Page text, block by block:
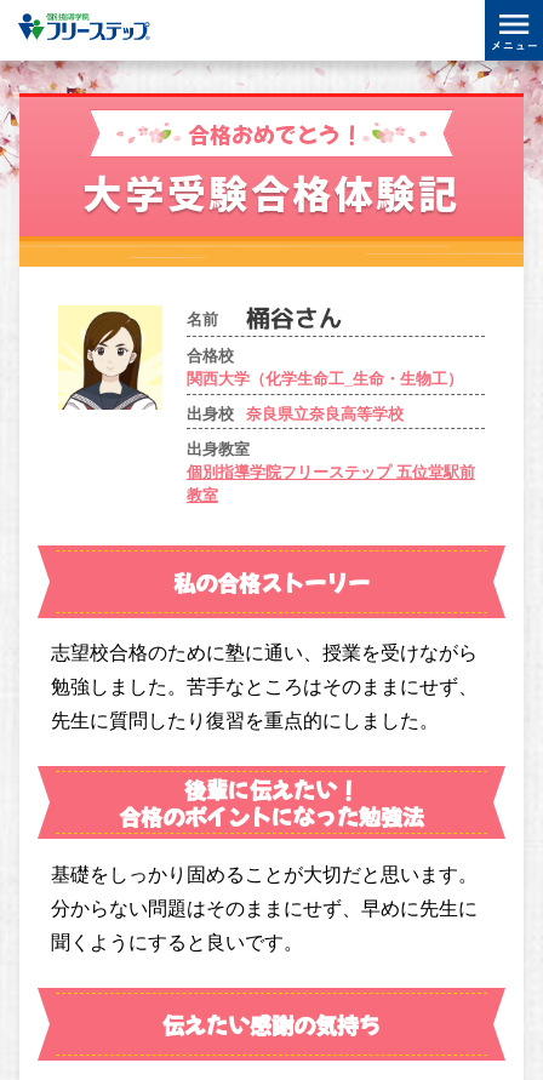
合格おめでとう！
大学受験合格体験記
名前
合格校
関西大学（化学生命工_生命・生物工）
出身校
奈良県立奈良高等学校
出身教室
個別指導学院フリーステップ 五位堂駅前
教室
私の合格ストーリー
志望校合格のために塾に通い、授業を受けながら
勉強しました。苦手なところはそのままにせず、
先生に質問したり復習を重点的にしました。
後輩に伝えたい！
合格のポイントになった勉強法
基礎をしっかり固めることが大切だと思います。
分からない問題はそのままにせず、早めに先生に
聞くようにすると良いです。
伝えたい感謝の気持ち